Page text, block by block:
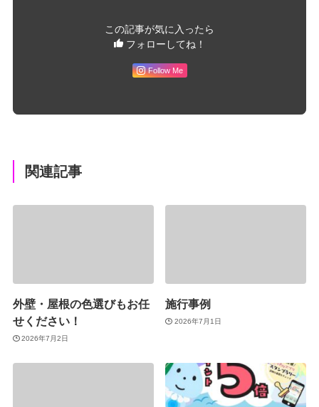
この記事が気に入ったら
フォローしてね！
Follow Me
関連記事
外壁・屋根の色選びもお任
せください！
2026年7月2日
施行事例
2026年7月1日